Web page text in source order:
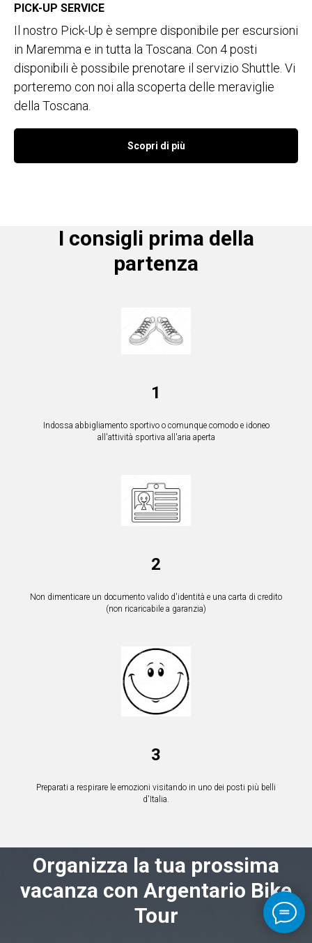
PICK-UP SERVICE
Il nostro Pick-Up è sempre disponibile per escursioni
in Maremma e in tutta la Toscana. Con 4 posti
disponibili è possibile prenotare il servizio Shuttle. Vi
porteremo con noi alla scoperta delle meraviglie
della Toscana.
Scopri di più
I consigli prima della
partenza
1
Indossa abbigliamento sportivo o comunque comodo e idoneo
all'attività sportiva all'aria aperta
2
Non dimenticare un documento valido d'identità e una carta di credito
(non ricaricabile a garanzia)
3
Preparati a respirare le emozioni visitando in uno dei posti più belli
d'Italia.
Organizza la tua prossima
vacanza con Argentario Bike
Tour